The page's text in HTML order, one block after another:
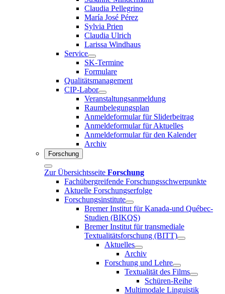
Claudia Pellegrino
María José Pérez
Sylvia Prien
Claudia Ulrich
Larissa Windhaus
Service
SK-Termine
Formulare
Qualitätsmanagement
CIP-Labor
Veranstaltungsanmeldung
Raumbelegungsplan
Anmeldeformular für Sliderbeitrag
Anmeldeformular für Aktuelles
Anmeldeformular für den Kalender
Archiv
Forschung
Zur Übersichtsseite Forschung
Fachübergreifende Forschungsschwerpunkte
Aktuelle Forschungserfolge
Forschungsinstitute
Bremer Institut für Kanada-und Québec-
Studien (BIKQS)
Bremer Institut für transmediale
Textualitätsforschung (BITT)
Aktuelles
Archiv
Forschung und Lehre
Textualität des Films
Schüren-Reihe
Multimodale Linguistik